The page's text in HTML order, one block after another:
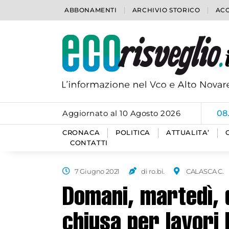
ABBONAMENTI ARCHIVIO STORICO
Aggiornato al 10 Agosto 2026
CRONACA POLITICA ATTUALITA’
CONTATTI
7 Giugno 2021 di ro.bi. CALASCA C.
Domani,